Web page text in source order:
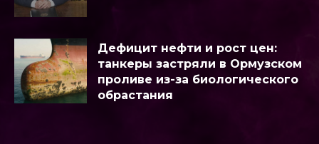
Дефицит нефти и рост цен:
танкеры застряли в Ормузском
проливе из-за биологического
обрастания